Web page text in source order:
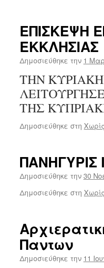
ΕΠΙΣΚΕΨΗ
ΕΚΚΛΗΣΙΑΣ
Δημοσιεύθηκε την 1
ΤΗΝ
ΤΗΣ
Δημοσιεύθηκε στη
Δημοσιεύθηκε την30
Δημοσιεύθηκε στη
Παντων
Δημοσιεύθηκε την 11